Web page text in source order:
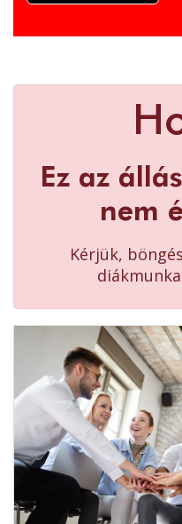
Ez az
nem
Kérjük,